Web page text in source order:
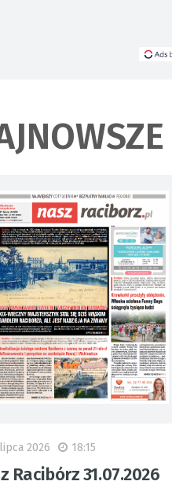
2026 18:15
Racibórz 31.07.2026